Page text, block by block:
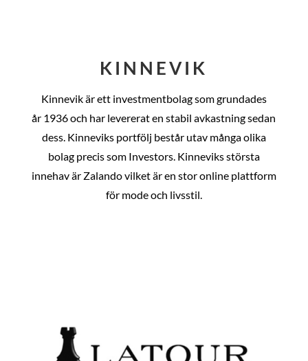
KINNEVIK
Kinnevik är ett investmentbolag som grundades
år 1936 och har levererat en stabil avkastning sedan
dess. Kinneviks portfölj består utav många olika
bolag precis som Investors. Kinneviks största
innehav är Zalando vilket är en stor online plattform
för mode och livsstil.